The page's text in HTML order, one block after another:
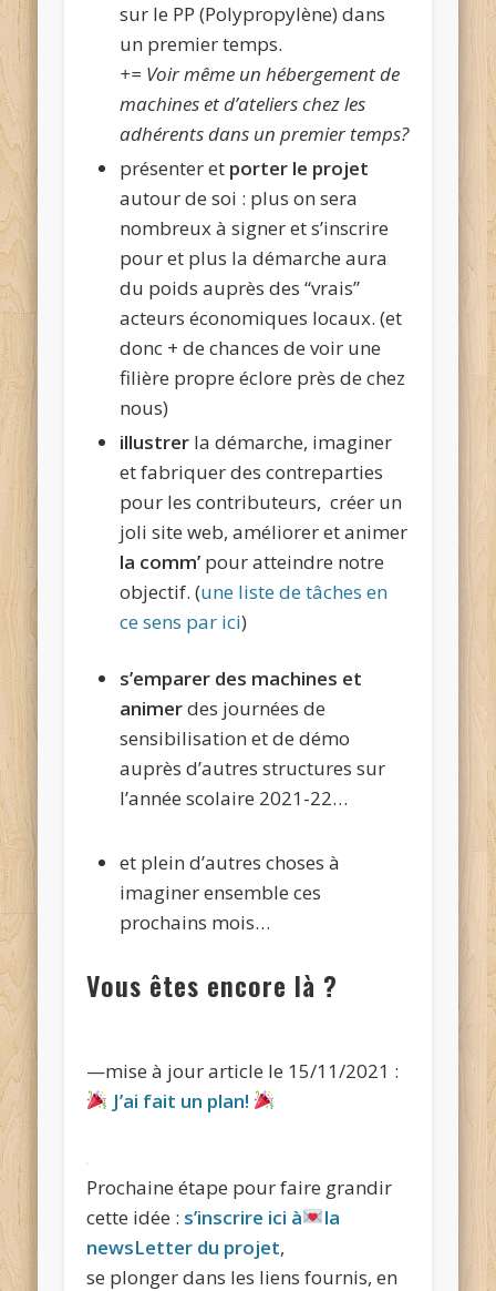
sur le PP (Polypropylène) dans
un premier temps.
+= Voir même un hébergement de
machines et d’ateliers chez les
adhérents dans un premier temps?
présenter et porter le projet
autour de soi : plus on sera
nombreux à signer et s’inscrire
pour et plus la démarche aura
du poids auprès des “vrais”
acteurs économiques locaux. (et
donc + de chances de voir une
filière propre éclore près de chez
nous)
illustrer la démarche, imaginer
et fabriquer des contreparties
pour les contributeurs, créer un
joli site web, améliorer et animer
la comm’ pour atteindre notre
objectif. (une liste de tâches en
ce sens par ici)
s’emparer des machines et
animerdes journées de
sensibilisation et de démo
auprès d’autres structures sur
l’année scolaire 2021-22…
et plein d’autres choses à
imaginer ensemble ces
prochains mois…
Vous êtes encore là ?
—mise à jour article le 15/11/2021 :
J’ai fait un plan!
Prochaine étape pour faire grandir
cette idée : s’inscrire ici à
la
newsLetter du projet,
se plonger dans les liens fournis, en